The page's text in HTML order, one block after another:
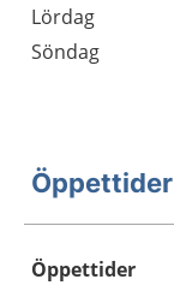
Lördag
Söndag
Öppettider
Öppettider